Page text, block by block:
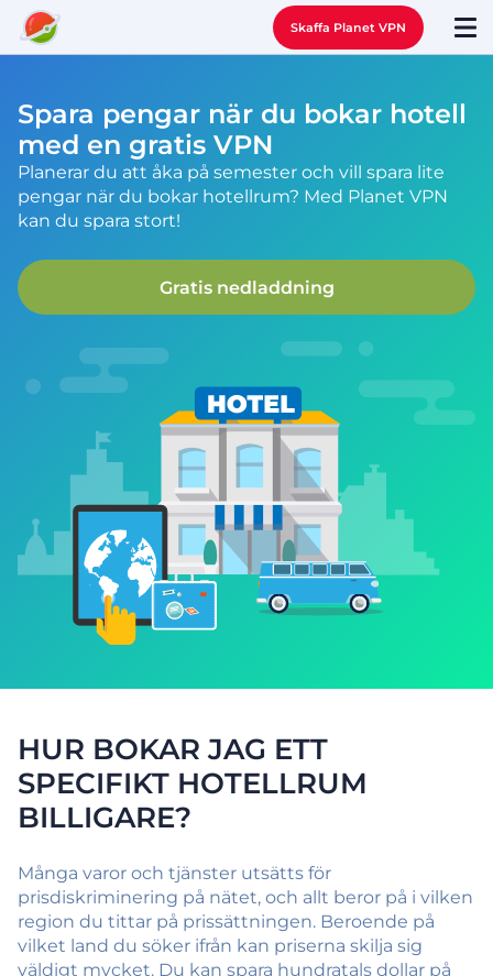
Skaffa Planet VPN
Spara pengar när du bokar hotell
med en gratis VPN
Planerar du att åka på semester och vill spara lite
pengar när du bokar hotellrum? Med Planet VPN
kan du spara stort!
Gratis nedladdning
HUR BOKAR JAG ETT
SPECIFIKT HOTELLRUM
BILLIGARE?
Många varor och tjänster utsätts för
prisdiskriminering på nätet, och allt beror på i vilken
region du tittar på prissättningen. Beroende på
vilket land du söker ifrån kan priserna skilja sig
väldigt mycket. Du kan spara hundratals dollar på